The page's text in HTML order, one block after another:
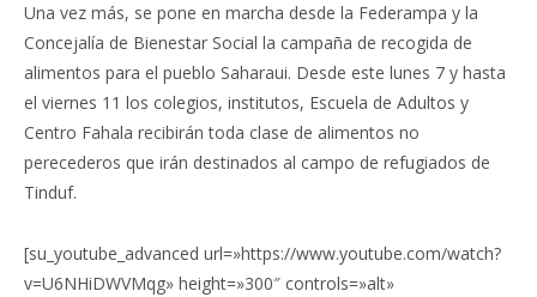
Una vez más, se pone en marcha desde la Federampa y la
Concejalía de Bienestar Social la campaña de recogida de
alimentos para el pueblo Saharaui. Desde este lunes 7 y hasta
el viernes 11 los colegios, institutos, Escuela de Adultos y
Centro Fahala recibirán toda clase de alimentos no
perecederos que irán destinados al campo de refugiados de
Tinduf.
[su_youtube_advanced url=»https://www.youtube.com/watch?
v=U6NHiDWVMqg» height=»300″ controls=»alt»